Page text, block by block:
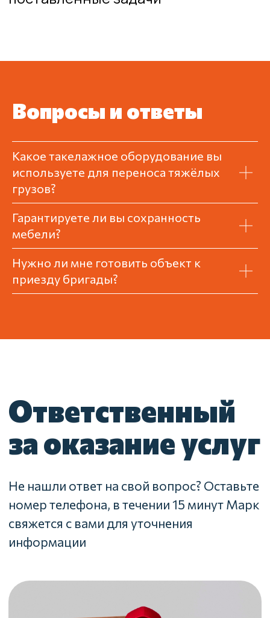
Вопросы и ответы
Какое такелажное оборудование вы
используете для переноса тяжёлых
грузов?
Гарантируете ли вы сохранность
мебели?
Нужно ли мне готовить объект к
приезду бригады?